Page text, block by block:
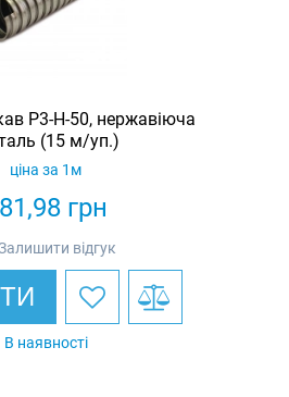
Р3-Н-50, нержавіюча
(15 м/уп.)
грн
ціна за 1м
відгук
В наявності